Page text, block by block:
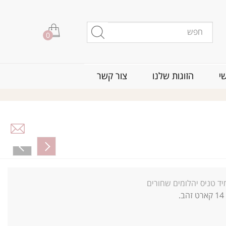
0
הזוגות שלנו צור קשר
טניס יהלומים שחורים
14 קארט זהב.